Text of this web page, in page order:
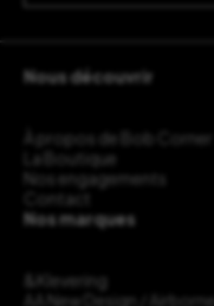
Nous découvrir
À propos de Bob Corner
La Boutique
Nos engagements
Contact
Nos marques
&Klevering
AA New Design / Airborne